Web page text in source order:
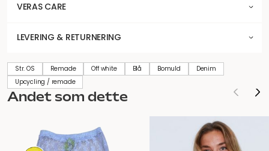
VERAS CARE
LEVERING & RETURNERING
Str. OS Remade Off white Blå Bomuld
Denim
Upcycling / remade
Andet som dette